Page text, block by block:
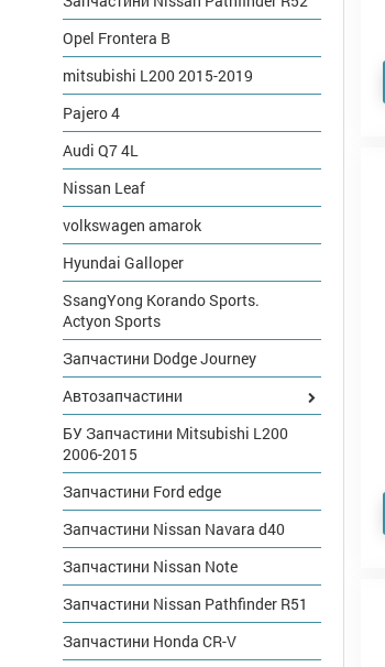
Opel Frontera B
mitsubishi L200 2015-2019
Pajero 4
Audi Q7 4L
Nissan Leaf
volkswagen amarok
Hyundai Galloper
SsangYong Korando Sports.
Actyon Sports
Запчастини Dodge Journey
Автозапчастини
БУ Запчастини Mitsubishi L200
2006-2015
Запчастини Ford edge
Запчастини Nissan Navara d40
Запчастини Nissan Note
Запчастини Nissan Pathfinder R51
Запчастини Honda CR-V